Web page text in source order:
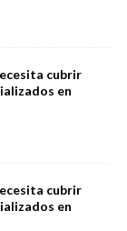
cubrir
en
cubrir
en